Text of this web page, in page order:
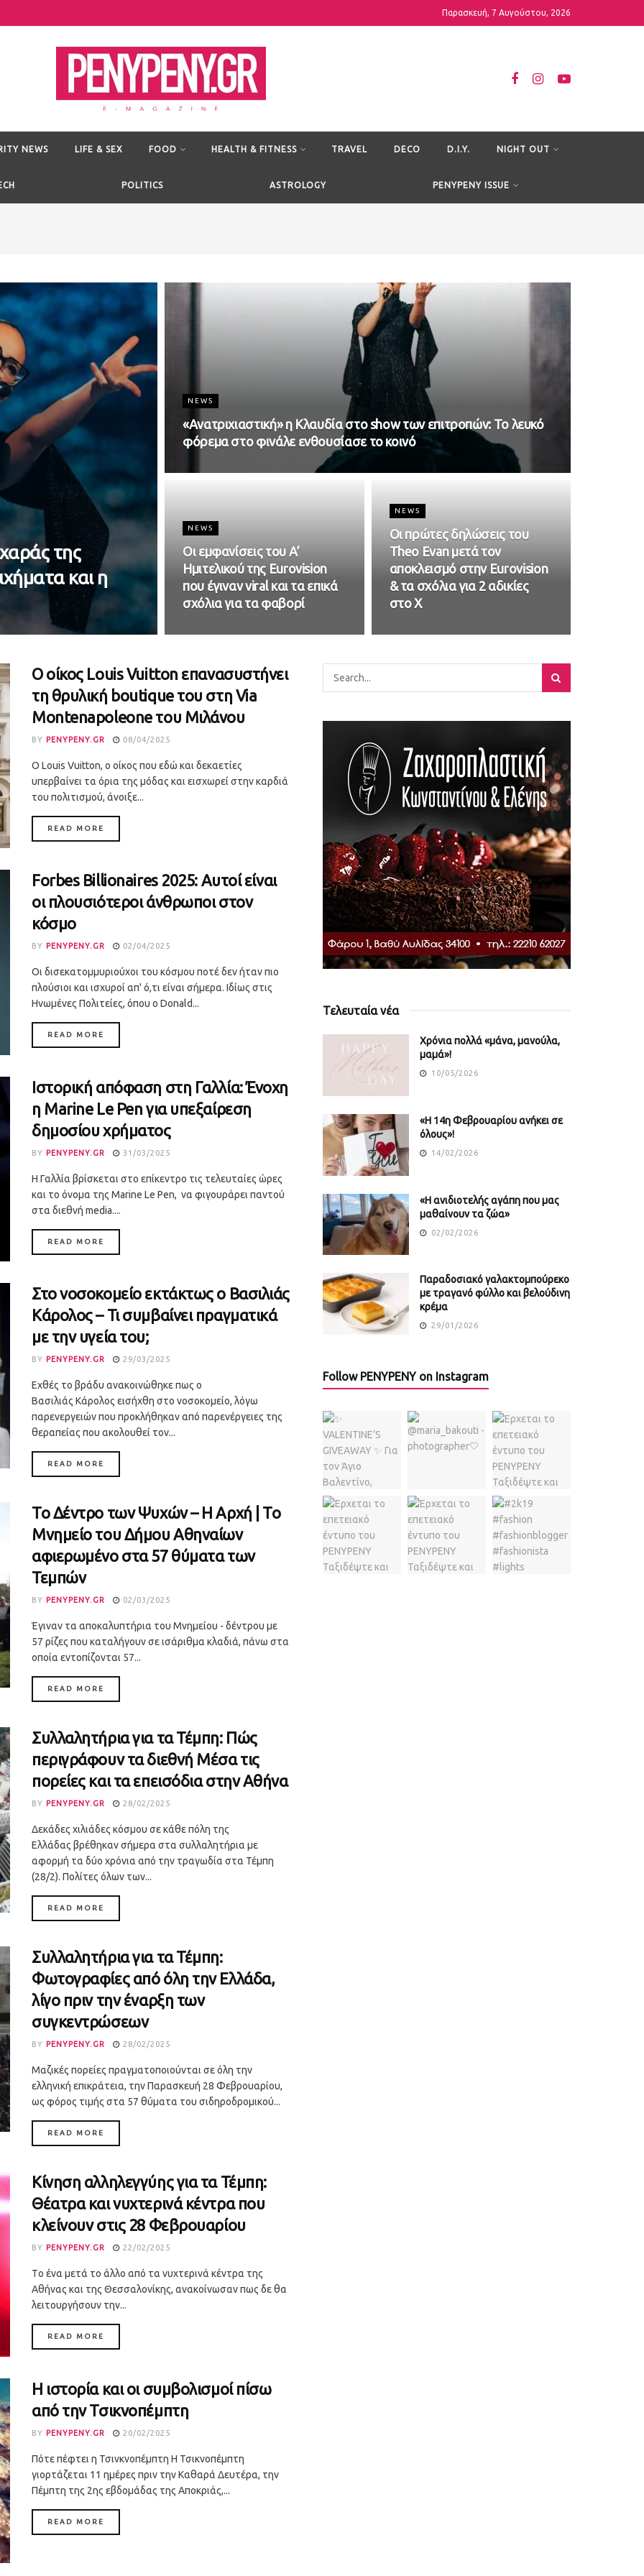
Παρασκευή, 7 Αυγούστου, 2026
NEWS LIFE & SEX FOOD HEALTH & FITNESS TRAVEL DECO D.I.Y. NIGHT OUT
POLITICS ASTROLOGY PENYPENY ISSUE
της
και η
NEWS
«Ανατριχιαστική» η Κλαυδία στο show των επιτροπών: Το λευκό
φόρεμα στο φινάλε ενθουσίασε το κοινό
NEWS
Οι εμφανίσεις του Α’
Ημιτελικού της Eurovision
που έγιναν viral και τα επικά
σχόλια για τα φαβορί
NEWS
Οι πρώτες δηλώσεις του
Theo Evan μετά τον
αποκλεισμό στην Eurovision
& τα σχόλια για 2 αδικίες
στο X
Ο οίκος Louis Vuitton επανασυστήνει
τη θρυλική boutique του στη Via
Montenapoleone του Μιλάνου
BY PENYPENY.GR 08/04/2025
Ο Louis Vuitton, ο οίκος που εδώ και δεκαετίες
υπερβαίνει τα όρια της μόδας και εισχωρεί στην καρδιά
του πολιτισμού, άνοιξε...
READ MORE
Forbes Billionaires 2025: Αυτοί είναι
οι πλουσιότεροι άνθρωποι στον
κόσμο
BY PENYPENY.GR 02/04/2025
Οι δισεκατομμυριούχοι του κόσμου ποτέ δεν ήταν πιο
πλούσιοι και ισχυροί απ' ό,τι είναι σήμερα. Ιδίως στις
Ηνωμένες Πολιτείες, όπου ο Donald...
READ MORE
Ιστορική απόφαση στη Γαλλία: Ένοχη
η Marine Le Pen για υπεξαίρεση
δημοσίου χρήματος
BY PENYPENY.GR 31/03/2025
Η Γαλλία βρίσκεται στο επίκεντρο τις τελευταίες ώρες
και το όνομα της Marine Le Pen, να φιγουράρει παντού
στα διεθνή media....
READ MORE
Στο νοσοκομείο εκτάκτως ο Βασιλιάς
Κάρολος – Τι συμβαίνει πραγματικά
με την υγεία του;
BY PENYPENY.GR 29/03/2025
Εχθές το βράδυ ανακοινώθηκε πως ο
Βασιλιάς Κάρολος εισήχθη στο νοσοκομείο, λόγω
παρενεργειών που προκλήθηκαν από παρενέργειες της
θεραπείας που ακολουθεί τον...
READ MORE
Το Δέντρο των Ψυχών – Η Αρχή | Το
Μνημείο του Δήμου Αθηναίων
αφιερωμένο στα 57 θύματα των
Τεμπών
BY PENYPENY.GR 02/03/2025
Έγιναν τα αποκαλυπτήρια του Μνημείου - δέντρου με
57 ρίζες που καταλήγουν σε ισάριθμα κλαδιά, πάνω στα
οποία εντοπίζονται 57...
READ MORE
Συλλαλητήρια για τα Τέμπη: Πώς
περιγράφουν τα διεθνή Μέσα τις
πορείες και τα επεισόδια στην Αθήνα
BY PENYPENY.GR 28/02/2025
Δεκάδες χιλιάδες κόσμου σε κάθε πόλη της
Ελλάδας βρέθηκαν σήμερα στα συλλαλητήρια με
αφορμή τα δύο χρόνια από την τραγωδία στα Τέμπη
(28/2). Πολίτες όλων των...
READ MORE
Συλλαλητήρια για τα Τέμπη:
Φωτογραφίες από όλη την Ελλάδα,
λίγο πριν την έναρξη των
συγκεντρώσεων
BY PENYPENY.GR 28/02/2025
Μαζικές πορείες πραγματοποιούνται σε όλη την
ελληνική επικράτεια, την Παρασκευή 28 Φεβρουαρίου,
ως φόρος τιμής στα 57 θύματα του σιδηροδρομικού...
READ MORE
Κίνηση αλληλεγγύης για τα Τέμπη:
Θέατρα και νυχτερινά κέντρα που
κλείνουν στις 28 Φεβρουαρίου
BY PENYPENY.GR 22/02/2025
Tο ένα μετά το άλλο από τα νυχτερινά κέντρα της
Αθήνας και της Θεσσαλονίκης, ανακοίνωσαν πως δε θα
λειτουργήσουν την...
READ MORE
Η ιστορία και οι συμβολισμοί πίσω
από την Τσικνοπέμπτη
BY PENYPENY.GR 20/02/2025
Πότε πέφτει η Τσινκνοπέμπτη Η Τσικνοπέμπτη
γιορτάζεται 11 ημέρες πριν την Καθαρά Δευτέρα, την
Πέμπτη της 2ης εβδομάδας της Αποκριάς,...
READ MORE
Τελευταία νέα
Χρόνια πολλά «μάνα, μανούλα,
μαμά»!
10/05/2026
«Η 14η Φεβρουαρίου ανήκει σε
όλους»!
14/02/2026
«Η ανιδιοτελής αγάπη που μας
μαθαίνουν τα ζώα»
02/02/2026
Παραδοσιακό γαλακτομπούρεκο
με τραγανό φύλλο και βελούδινη
κρέμα
29/01/2026
Follow PENYPENY on Instagram